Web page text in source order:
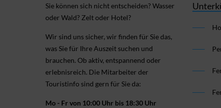
Sie können sich nicht ent­scheiden? Wasser
oder Wald? Zelt oder Hotel?
Wir sind uns sicher, wir finden für Sie das,
was Sie für Ihre Aus­zeit suchen und
brauchen. Ob aktiv, ent­spannend oder
erlebnis­reich. Die Mitarbeiter der
Touristinfo sind gern für Sie da:
Mo - Fr von 10:00 Uhr bis 18:30 Uhr